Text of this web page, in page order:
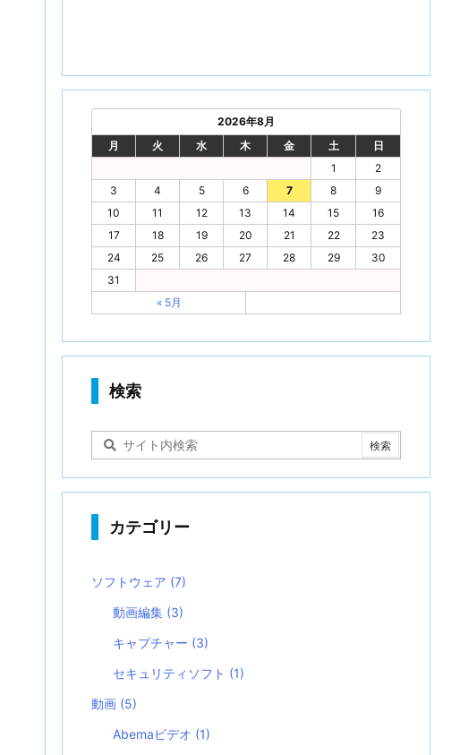
2026年8月
月
火 水 木 金 土
日
1
2
3
4 5 6 7 8
9
10
11 12 13 14 15
16
17
18 19 20 21 22
23
24
25 26 27 28 29
30
31
« 5月
検索
カテゴリー
ソフトウェア (7)
動画編集 (3)
キャプチャー (3)
セキュリティソフト (1)
動画 (5)
Abemaビデオ (1)